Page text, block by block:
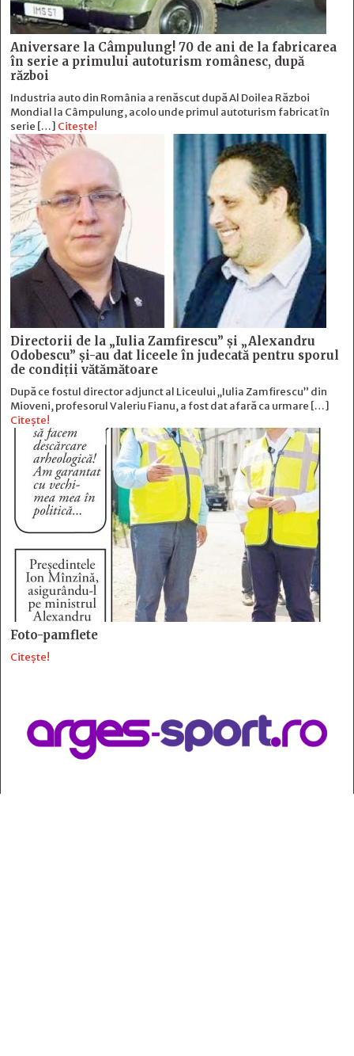
Aniversare la Câmpulung! 70 de ani de la fabricarea
în serie a primului autoturism românesc, după
război
Industria auto din România a renăscut după Al Doilea Război
Mondial la Câmpulung, acolo unde primul autoturism fabricat în
serie […] Citește!
Directorii de la „Iulia Zamfirescu” și „Alexandru
Odobescu” și-au dat liceele în judecată pentru sporul
de condiții vătămătoare
După ce fostul director adjunct al Liceului „Iulia Zamfirescu” din
Mioveni, profesorul Valeriu Fianu, a fost dat afară ca urmare […]
Citește!
Foto-pamflete
Citește!